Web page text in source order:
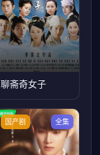
聊斋奇女子
国产剧 全集